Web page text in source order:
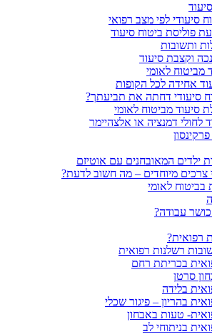
סיעודי לפי מצב רפואי
פוליסת ביטוח סיעוד
ותשובות
וקצבת סיעוד
מביטוח לאומי
אחידה לכל הקופות
סיעודי דחתה את תביעתך?
סיעוד מביטוח לאומי
לחולי דמנציה או אלצהיימר
פרקינסון
ילדים המאובחנים עם אוטיזם
צרכים מיוחדים – מה חשוב לדעת?
בביטוח לאומי
עבודה?
רפואית?
רשלנות רפואית
בכריתת רחם
סרטן
בלידה
בהריון – פיגור שכלי
טעות באבחון
בניתוחי לב